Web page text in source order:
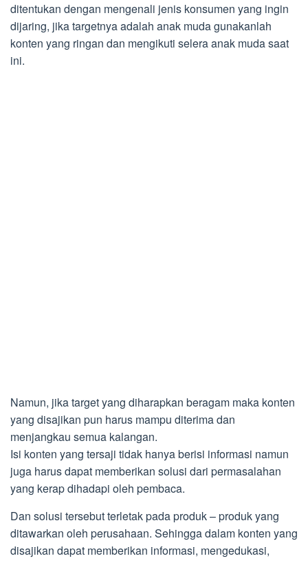
ditentukan dengan mengenali jenis konsumen yang ingin
dijaring, jika targetnya adalah anak muda gunakanlah
konten yang ringan dan mengikuti selera anak muda saat
ini.
Namun, jika target yang diharapkan beragam maka konten
yang disajikan pun harus mampu diterima dan
menjangkau semua kalangan.
Isi konten yang tersaji tidak hanya berisi informasi namun
juga harus dapat memberikan solusi dari permasalahan
yang kerap dihadapi oleh pembaca.
Dan solusi tersebut terletak pada produk – produk yang
ditawarkan oleh perusahaan. Sehingga dalam konten yang
disajikan dapat memberikan informasi, mengedukasi,